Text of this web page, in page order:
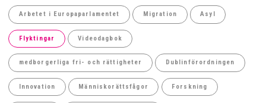
Arbetet i Europaparlamentet Migration Asyl
Flyktingar Videodagbok
medborgerliga fri- och rättigheter Dublinförordningen
Innovation Människorättsfågor Forskning